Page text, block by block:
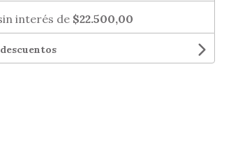
interés de $22.500,00